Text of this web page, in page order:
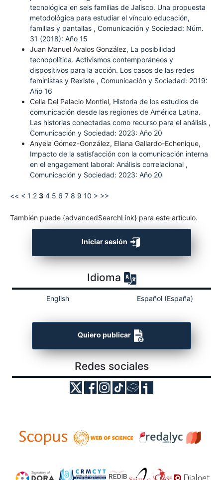
tecnológica en seis familias de Jalisco. Una propuesta
metodológica para estudiar el vínculo educación,
familias y pantallas , Comunicación y Sociedad: Núm.
31 (2018): Año 15
Juan Manuel Avalos González, La posibilidad
tecnopolítica. Activismos contemporáneos y
dispositivos para la acción. Los casos de las redes
feministas y Rexiste , Comunicación y Sociedad: 2019:
Año 16
Celia Del Palacio Montiel, Historia de los estudios de
comunicación desde las regiones de América Latina.
Las historias conectadas como recurso para el análisis ,
Comunicación y Sociedad: 2023: Año 20
Anyela Gómez-González, Eliana Gallardo-Echenique,
Impacto de la satisfacción con la comunicación interna
en el engagement laboral: Análisis correlacional ,
Comunicación y Sociedad: 2023: Año 20
<< < 1 2 3 4 5 6 7 8 9 10 > >>
También puede {advancedSearchLink} para este artículo.
Iniciar sesión
Idioma
English Español (España)
Quiero publicar
Redes sociales